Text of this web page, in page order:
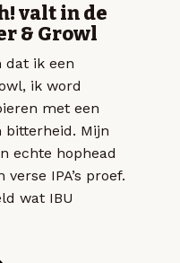
valt in de
& Growl
dat ik een
ik word
met een
bitterheid. Mijn
echte hophead
IPA’s proef.
wat IBU